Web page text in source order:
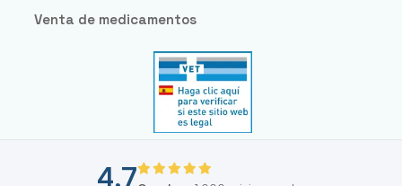
Venta de medicamentos
4,7